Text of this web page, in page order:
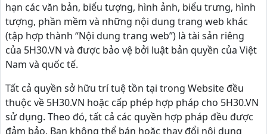
hạn các văn bản, biểu tượng, hình ảnh, biểu trưng, hình
tượng, phần mềm và những nội dung trang web khác
(tập hợp thành “Nội dung trang web”) là tài sản riêng
của 5H30.VN và được bảo vệ bởi luật bản quyền của Việt
Nam và quốc tế.
Tất cả quyền sở hữu trí tuệ tồn tại trong Website đều
thuộc về 5H30.VN hoặc cấp phép hợp pháp cho 5H30.VN
sử dụng. Theo đó, tất cả các quyền hợp pháp đều được
đảm bảo. Bạn không thể bán hoặc thay đổi nội dung